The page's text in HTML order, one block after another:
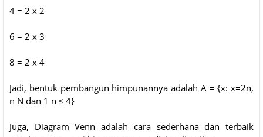
4 = 2 x 2
6 = 2 x 3
8 = 2 x 4
Jadi, bentuk pembangun himpunannya adalah A = {x: x=2n,
n N dan 1 n ≤ 4}
Juga, Diagram Venn adalah cara sederhana dan terbaik